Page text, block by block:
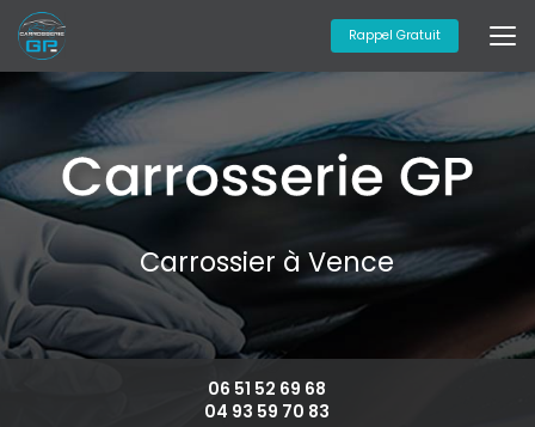
Aller
au
contenu
principal
Rappel Gratuit
Carrossier à Vence
06 51 52 69 68
04 93 59 70 83